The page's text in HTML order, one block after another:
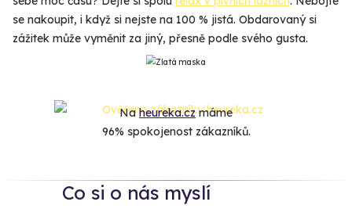
se nakoupit, i když si nejste na 100 % jistá. Obdarovaný si
zážitek může vyměnit za jiný, přesně podle svého gusta.
Naheureka.czmáme
96% spokojenost zákazníků.
Co si o nás myslí